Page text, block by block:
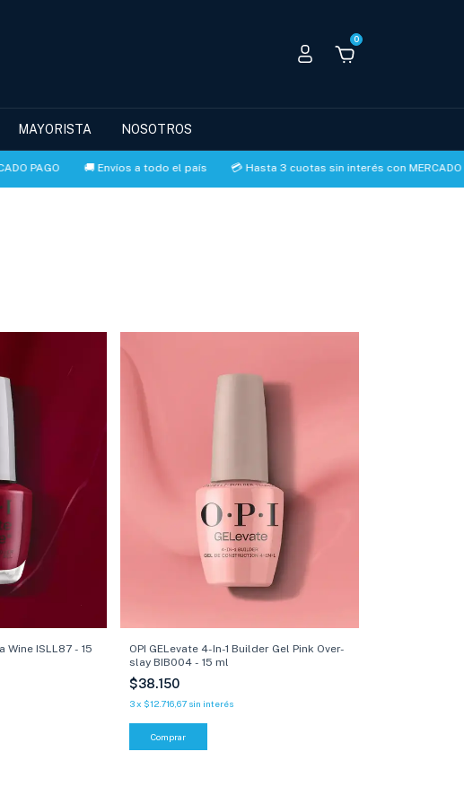
0
MAYORISTA NOSOTROS
PAGO 🚚 Envíos a todo el país 💳 Hasta 3 cuotas sin interés con MERCADO
Wine ISLL87 - 15
OPI GELevate 4-In-1 Builder Gel Pink Over-
slay BIB004 - 15 ml
$38.150
3x $12.716,67 sin interés